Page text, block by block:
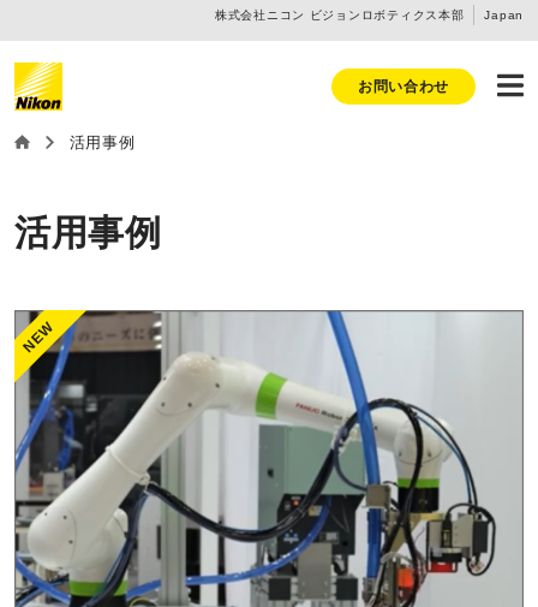
お問い合わせ
株式会社ニコン ビジョンロボティクス本部 Japan
活用事例
活用事例
NEW